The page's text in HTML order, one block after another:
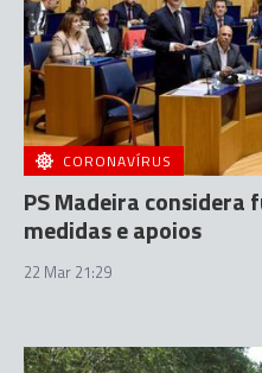
CORONAVÍRUS
PS Madeira
medidas e apoios
22 Mar 21:29